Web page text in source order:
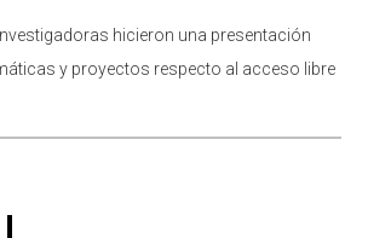
hicieron una presentación
y proyectos respecto al acceso libre